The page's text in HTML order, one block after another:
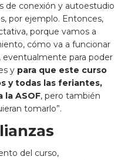
de conexión y autoestudio
por ejemplo. Entonces,
porque vamos a
cómo va a funcionar
eventualmente para poder
y para que este curso
y todas las feriantes,
la ASOF, pero también
tomarlo”.
del curso,